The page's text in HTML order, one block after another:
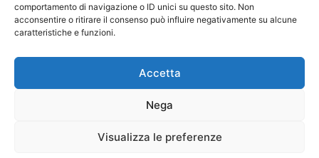
comportamento di navigazione o ID unici su questo sito. Non
acconsentire o ritirare il consenso può influire negativamente su alcune
caratteristiche e funzioni.
Accetta
Nega
Visualizza le preferenze